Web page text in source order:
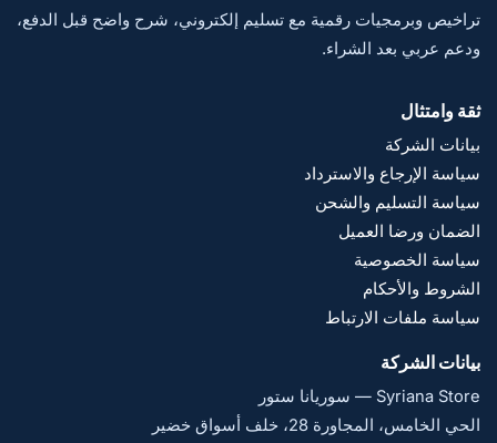
تراخيص وبرمجيات رقمية مع تسليم إلكتروني، شرح واضح قبل الدفع،
ودعم عربي بعد الشراء.
ثقة وامتثال
بيانات الشركة
سياسة الإرجاع والاسترداد
سياسة التسليم والشحن
الضمان ورضا العميل
سياسة الخصوصية
الشروط والأحكام
سياسة ملفات الارتباط
بيانات الشركة
Syriana Store — سوريانا ستور
الحي الخامس، المجاورة 28، خلف أسواق خضير